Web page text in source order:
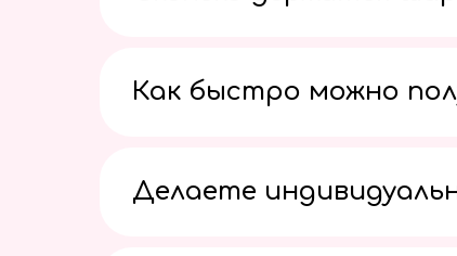
Как быстро можно
Делаете